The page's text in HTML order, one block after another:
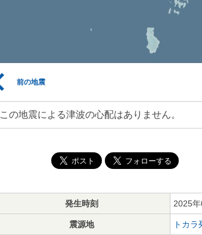
前の地震
この地震による津波の心配はありません。
発生時刻 2025
震源地 トカ